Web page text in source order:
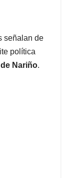
señalan de
política
Nariño.